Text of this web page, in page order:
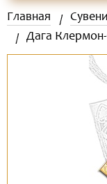
Главная
Дага